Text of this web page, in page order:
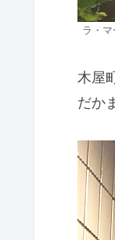
ラ・マ
木屋
だか